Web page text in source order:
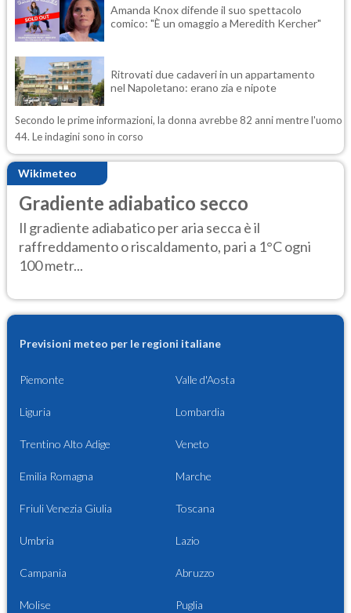
Amanda Knox difende il suo spettacolo
comico: "È un omaggio a Meredith Kercher"
Ritrovati due cadaveri in un appartamento
nel Napoletano: erano zia e nipote
Secondo le prime informazioni, la donna avrebbe 82 anni mentre l'uomo
44. Le indagini sono in corso
Wikimeteo
Gradiente adiabatico secco
Il gradiente adiabatico per aria secca è il
raffreddamento o riscaldamento, pari a 1°C ogni
100 metr...
Previsioni meteo per le regioni italiane
Piemonte Valle d'Aosta
Liguria Lombardia
Trentino Alto Adige Veneto
Emilia Romagna Marche
Friuli Venezia Giulia Toscana
Umbria Lazio
Campania Abruzzo
Molise Puglia